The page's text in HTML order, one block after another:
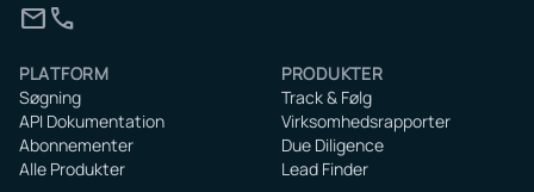
mailcall
PLATFORM
Søgning
API Dokumentation
Abonnementer
Alle Produkter
PRODUKTER
Track & Følg
Virksomhedsrapporter
Due Diligence
Lead Finder